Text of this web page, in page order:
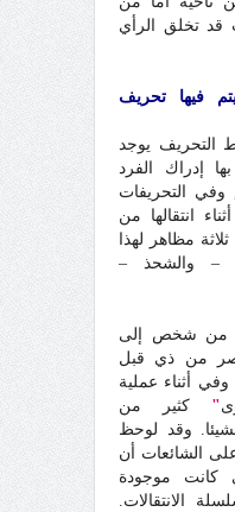
قد تخلق الرأي
فيها تحريف
التحريف يوجد
إدراك الفرد
التحريفات
انتقالها من
مظاهر لهذا
– والشحذ –
من شخص إلى
من ذي قبل
أثناء عملية
" كثير من
وقد لوحظ
الشائعات أن
كانت موجودة
الانتقالات.